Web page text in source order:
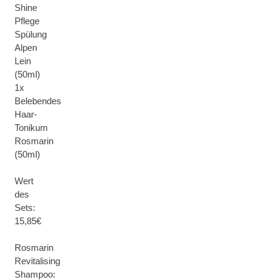
Shine
Pflege
Spülung
Alpen
Lein
(50ml)
1x
Belebendes
Haar-
Tonikum
Rosmarin
(50ml)
Wert
des
Sets:
15,85€
Rosmarin
Revitalising
Shampoo: